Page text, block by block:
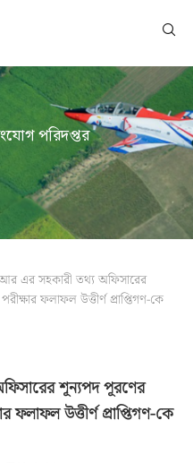
পরিদপ্তর
এর সহকারী তথ্য অফিসারের
ফলাফল উত্তীর্ণ প্রাপ্তিগণ-কে
শূন্যপদ পূরণের
ফলাফল উত্তীর্ণ প্রাপ্তিগণ-কে